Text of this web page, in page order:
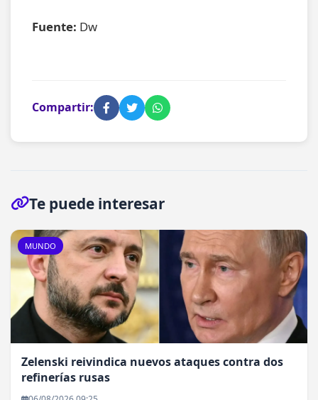
Fuente: Dw
Compartir:
Te puede interesar
MUNDO
Zelenski reivindica nuevos ataques contra dos
refinerías rusas